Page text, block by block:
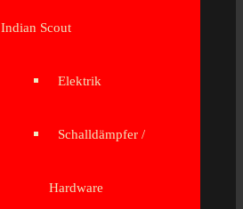
Indian Scout
Elektrik
Schalldämpfer /
Hardware